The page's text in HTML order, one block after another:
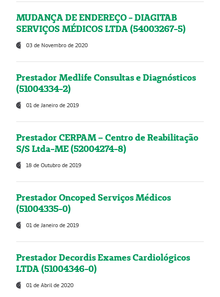
MUDANÇA DE ENDEREÇO - DIAGITAB
SERVIÇOS MÉDICOS LTDA (54003267-5)
03 de Novembro de 2020
Prestador Medlife Consultas e Diagnósticos
(51004334-2)
01 de Janeiro de 2019
Prestador CERPAM – Centro de Reabilitação
S/S Ltda-ME (52004274-8)
18 de Outubro de 2019
Prestador Oncoped Serviços Médicos
(51004335-0)
01 de Janeiro de 2019
Prestador Decordis Exames Cardiológicos
LTDA (51004346-0)
01 de Abril de 2020